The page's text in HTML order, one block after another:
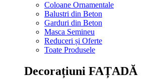
Coloane Ornamentale
Balustri din Beton
Garduri din Beton
Masca Semineu
Reduceri și Oferte
Toate Produsele
Decorațiuni FAȚADĂ